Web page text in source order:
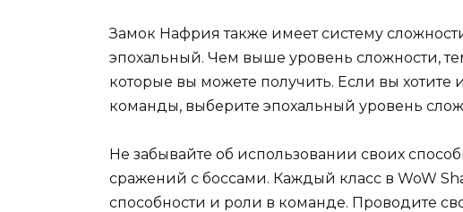
Замок Нафрия также имеет систему
эпохальный. Чем выше уровень сложности,
которые вы можете получить. Если вы хотите
команды, выберите эпохальный уровень
Не забывайте об использовании своих
сражений с боссами. Каждый класс в WoW
способности и роли в команде. Проводите